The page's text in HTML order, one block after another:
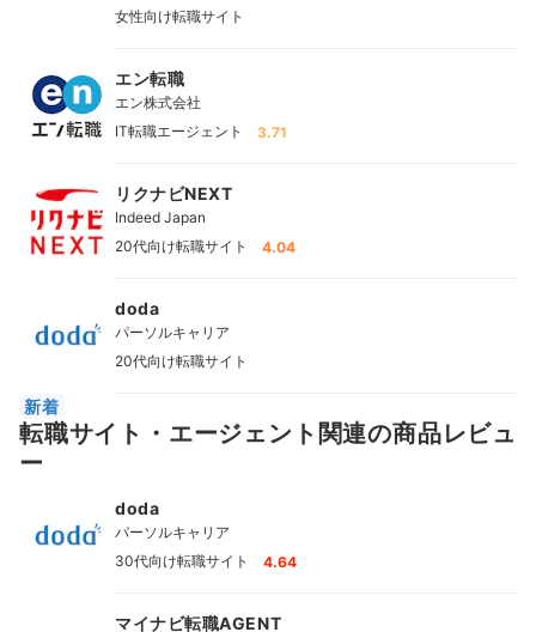
女性向け転職サイト
エン転職
エン株式会社
IT転職エージェント
3.71
リクナビNEXT
Indeed Japan
20代向け転職サイト
4.04
doda
パーソルキャリア
20代向け転職サイト
新着
転職サイト・エージェント関連の商品レビュ
ー
doda
パーソルキャリア
30代向け転職サイト
4.64
マイナビ転職AGENT